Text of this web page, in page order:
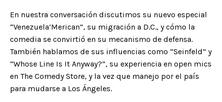
En nuestra conversación discutimos su nuevo especial
“Venezuela’Merican”, su migración a D.C., y cómo la
comedia se convirtió en su mecanismo de defensa.
También hablamos de sus influencias como “Seinfeld” y
“Whose Line Is It Anyway?”, su experiencia en open mics
en The Comedy Store, y la vez que manejo por el país
para mudarse a Los Ángeles.